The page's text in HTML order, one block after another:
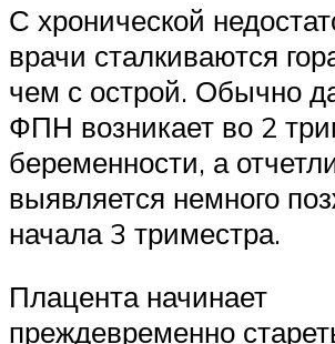
С хронической
врачи сталкиваются
чем с острой. Обычно
ФПН возникает во 2
беременности, а
выявляется немного
начала 3 триместра.
Плацента начинает
преждевременно